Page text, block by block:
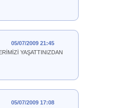
05/07/2009 21:45
YAŞATTINIZDAN
05/07/2009 17:08